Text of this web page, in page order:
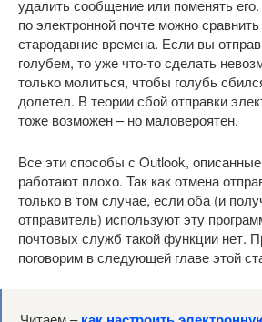
удалить сообщение или поменять
по электронной почте можно
стародавние времена. Если вы
голубем, то уже что-то сделать
только молиться, чтобы голубь
долетел. В теории сбой отправки
тоже возможен – но маловероятен.
Все эти способы с Outlook,
работают плохо. Так как отмена
только в том случае, если оба (и
отправитель) используют эту
почтовых служб такой функции нет.
поговорим в следующей главе этой